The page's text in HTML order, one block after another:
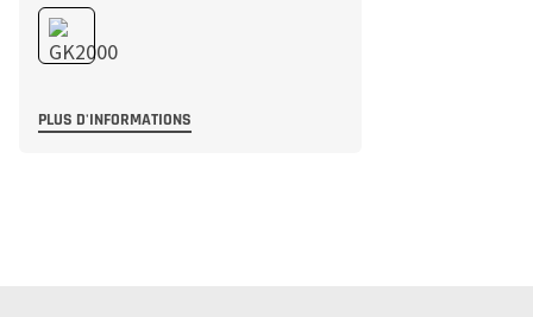
PLUS D'INFORMATIONS